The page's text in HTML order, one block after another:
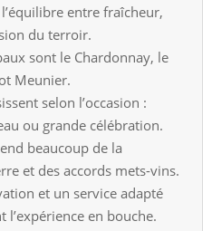
entre fraîcheur,
du terroir.
sont le Chardonnay, le
Meunier.
selon l’occasion :
ou grande célébration.
beaucoup de la
et des accords mets-vins.
et un service adapté
l’expérience en bouche.